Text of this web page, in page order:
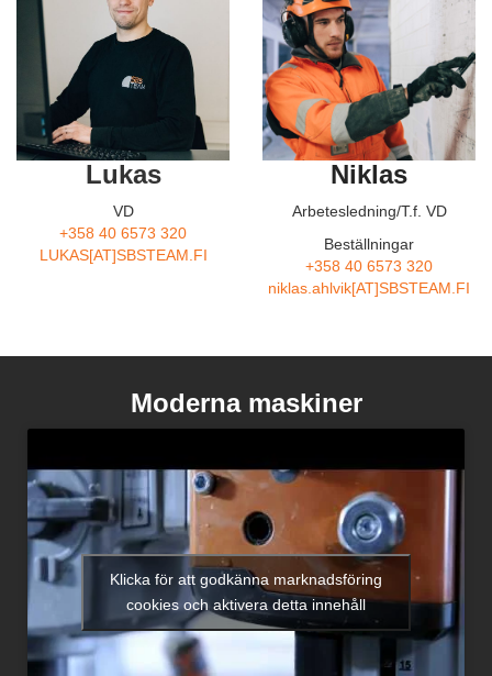
Lukas
VD
+358 40 6573 320
LUKAS[AT]SBSTEAM.FI
Niklas
Arbetesledning/T.f. VD
Beställningar
+358 40 6573 320
niklas.ahlvik[AT]SBSTEAM.FI
Moderna maskiner
Klicka för att godkänna marknadsföring
cookies och aktivera detta innehåll